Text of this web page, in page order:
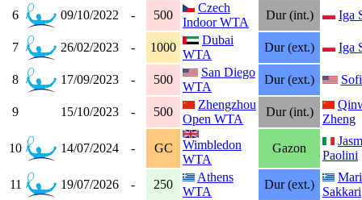
6
09/10/2022 - 500
Czech
Indoor WTA
Dur (int.) Iga
7 26/02/2023 - 1000
Dubai
WTA
Dur (ext.) Iga
8 17/09/2023 - 500
San Diego
WTA
Dur (ext.)
9 15/10/2023 - 500
Zhengzhou
Open WTA
Dur (int.)
Zheng
10 14/07/2024 - GC
Wimbledon
WTA
Gazon
Paolini
11 19/07/2026 - 250
Athens
WTA
Dur (ext.)
Sakkari